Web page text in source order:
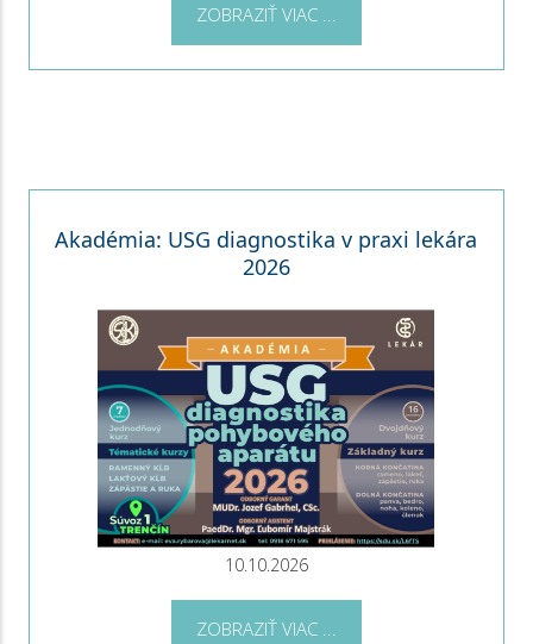
ZOBRAZIŤ VIAC ...
Akadémia: USG diagnostika v praxi lekára
2026
10.10.2026
ZOBRAZIŤ VIAC ...